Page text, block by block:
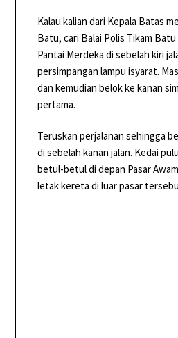
Kalau kalian dari Kepala Batas
Batu, cari Balai Polis Tikam
Pantai Merdeka di sebelah kiri
persimpangan lampu isyarat.
dan kemudian belok ke kanan
pertama.
Teruskan perjalanan sehingga
di sebelah kanan jalan. Kedai
betul-betul di depan Pasar
letak kereta di luar pasar